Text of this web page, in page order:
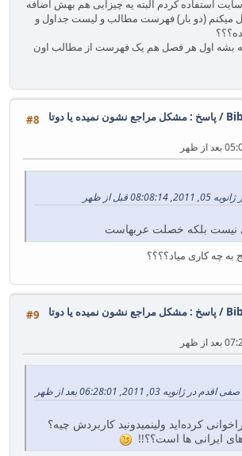
سایت استفاده کردم البته یه چیزایی هم بهش اضافه
میکنم (دو بار) فهرست مطالب و لیست جداول و
بشه اول هر فصل هم یک فهرست از مطالب اون
#8 / پاسخ : مشکل مراجع نشون نمیده یا دوتا
قبل از ظهر
نیست بلکه خصلت عربهاست
به چه کاری میاد؟؟؟؟
#9 / پاسخ : مشکل مراجع نشون نمیده یا دوتا
03, 2011, 06:28:01 بعد از ظهر
کرده‌اید ولینمیدونید کاربردش چیه؟
ایرانی ها است؟؟!!